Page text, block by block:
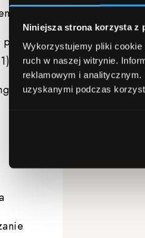
Niniejsza strona korzysta z
Wykorzystujemy pliki cookie
ruch w naszej witrynie.
reklamowym i analitycznym.
uzyskanymi podczas
i